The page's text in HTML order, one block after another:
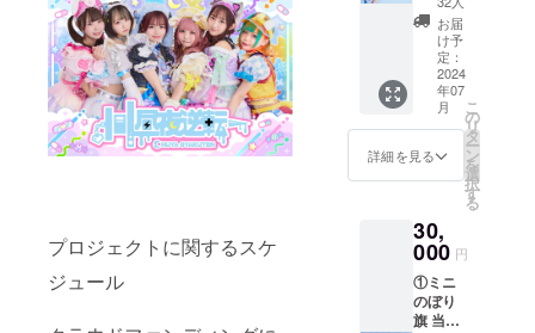
プロジェクトに関するスケ
ジュール
号は使
用でき
ませ
ん。
ム可）
を記載
くださ
い。 ※
ネーム
プレー
トのお
持ち帰
※お名前
クネー
ム可）
は、6文
字まで
お願い
いたし
ニのぼ
り旗を
作成い
たしま
す。 ミ
ニのぼ
り旗に
は、生
誕祭支
援者様
前
（ニッ
クネー
ム可）
を掲載
させて
お届
け予
定：
2024
年07
月
詳細を見る
こ
の
リ
タ
ー
ン
を
選
択
す
る
30,
000 円
①ミニ
のぼり
旗 当日